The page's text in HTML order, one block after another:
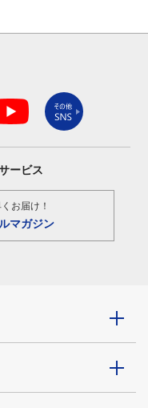
ービス
お届け！
マガジン